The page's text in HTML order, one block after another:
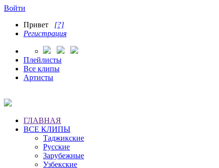
Войти
Привет [?]
Регистрация
Плейлисты
Все клипы
Артисты
ГЛАВНАЯ
ВСЕ КЛИПЫ
Таджикские
Русские
Зарубежные
Узбекские